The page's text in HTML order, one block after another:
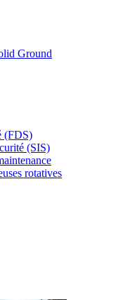
Ground
(FDS)
(SIS)
rotatives